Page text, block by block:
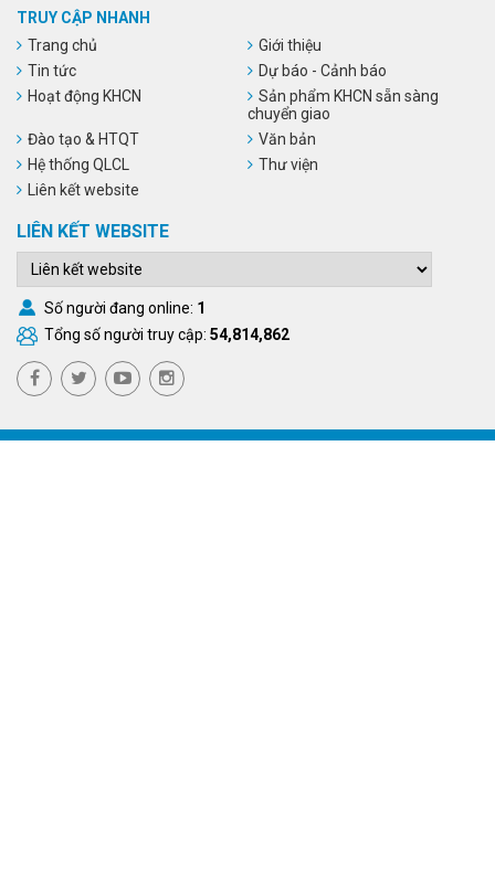
TRUY CẬP NHANH
Trang chủ
Giới thiệu
Tin tức
Dự báo - Cảnh báo
Hoạt động KHCN
Sản phẩm KHCN sẵn sàng
chuyển giao
Đào tạo & HTQT
Văn bản
Hệ thống QLCL
Thư viện
Liên kết website
LIÊN KẾT WEBSITE
Số người đang online: 1
Tổng số người truy cập: 54,814,862